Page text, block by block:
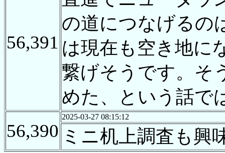
56,391
の道につなげるの
は現在も空き地に
繋げそうです。そ
めた、という話で
56,390
2025-03-27 08:15:12
ミニ机上調査も興